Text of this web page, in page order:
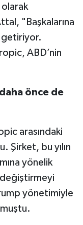
olarak
"Başkalarına
getiriyor.
ABD’nin
önce de
arasındaki
Şirket, bu yılın
yönelik
yönetimiyle